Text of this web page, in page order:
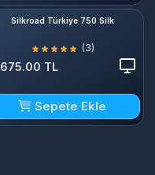
Silkroad Türkiye 750 Silk
(3)
675.00 TL
Sepete Ekle